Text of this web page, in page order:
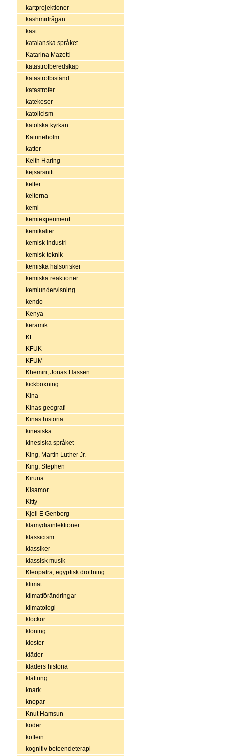
kartprojektioner
kashmirfrågan
kast
katalanska språket
Katarina Mazetti
katastrofberedskap
katastrofbistånd
katastrofer
katekeser
katolicism
katolska kyrkan
Katrineholm
katter
Keith Haring
kejsarsnitt
kelter
kelterna
kemi
kemiexperiment
kemikalier
kemisk industri
kemisk teknik
kemiska hälsorisker
kemiska reaktioner
kemiundervisning
kendo
Kenya
keramik
KF
KFUK
KFUM
Khemiri, Jonas Hassen
kickboxning
Kina
Kinas geografi
Kinas historia
kinesiska
kinesiska språket
King, Martin Luther Jr.
King, Stephen
Kiruna
Kisamor
Kitty
Kjell E Genberg
klamydiainfektioner
klassicism
klassiker
klassisk musik
Kleopatra, egyptisk drottning
klimat
klimatförändringar
klimatologi
klockor
kloning
kloster
kläder
kläders historia
klättring
knark
knopar
Knut Hamsun
koder
koffein
kognitiv beteendeterapi